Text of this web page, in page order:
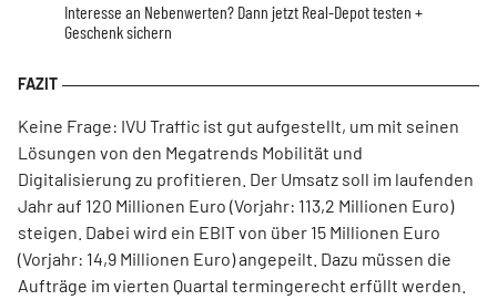
Interesse an Nebenwerten? Dann jetzt Real-Depot testen +
Geschenk sichern
Keine Frage: IVU Traffic ist gut aufgestellt, um mit seinen
Lösungen von den Megatrends Mobilität und
Digitalisierung zu profitieren. Der Umsatz soll im laufenden
Jahr auf 120 Millionen Euro (Vorjahr: 113,2 Millionen Euro)
steigen. Dabei wird ein EBIT von über 15 Millionen Euro
(Vorjahr: 14,9 Millionen Euro) angepeilt. Dazu müssen die
Aufträge im vierten Quartal termingerecht erfüllt werden.